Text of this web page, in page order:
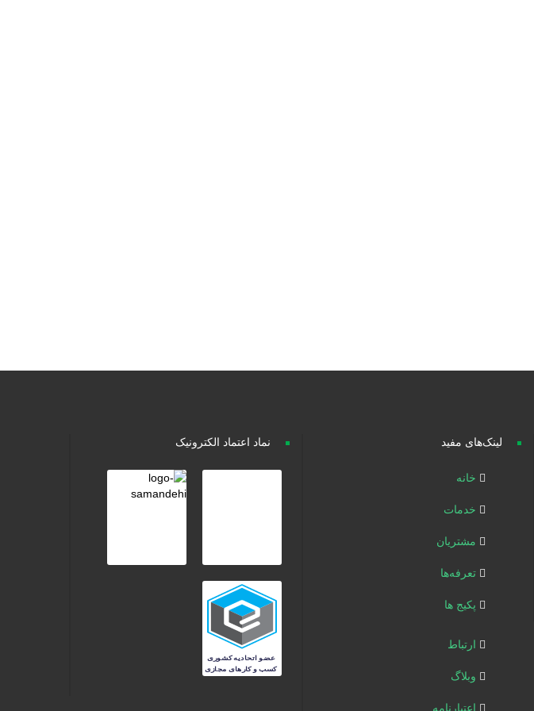
لینک‌های مفید
خانه
خدمات
مشتریان
تعرفه‌ها
پکیج ها
ارتباط
وبلاگ
اعتبارنامه
نماد اعتماد الکترونیک